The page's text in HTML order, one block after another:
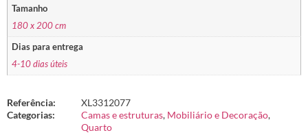
Tamanho
180 x 200 cm
Dias para entrega
4-10 dias úteis
Referência:
XL3312077
Categorias:
Camas e estruturas, Mobiliário e Decoração,
Quarto